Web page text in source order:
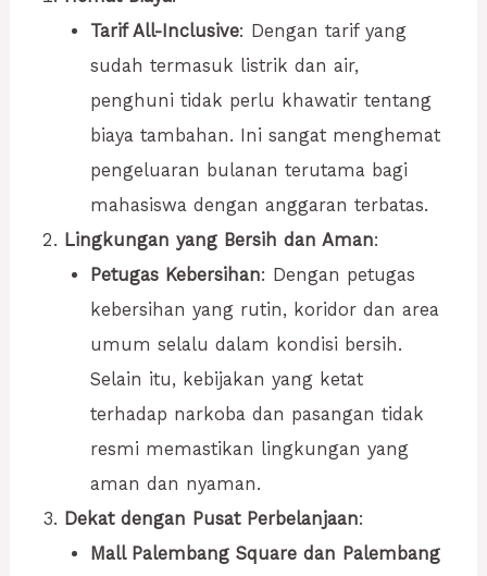
Tarif All-Inclusive: Dengan tarif yang
sudah termasuk listrik dan air,
penghuni tidak perlu khawatir tentang
biaya tambahan. Ini sangat menghemat
pengeluaran bulanan terutama bagi
mahasiswa dengan anggaran terbatas.
Lingkungan yang Bersih dan Aman:
Petugas Kebersihan: Dengan petugas
kebersihan yang rutin, koridor dan area
umum selalu dalam kondisi bersih.
Selain itu, kebijakan yang ketat
terhadap narkoba dan pasangan tidak
resmi memastikan lingkungan yang
aman dan nyaman.
Dekat dengan Pusat Perbelanjaan:
Mall Palembang Square dan Palembang